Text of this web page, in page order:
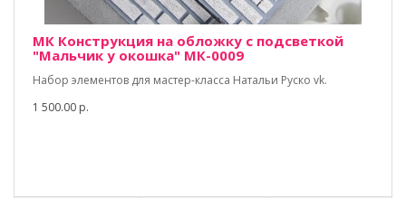
МК Конструкция на обложку с подсветкой
"Мальчик у окошка" МК-0009
Набор элементов для мастер-класса Натальи Руско vk.
1 500.00 р.